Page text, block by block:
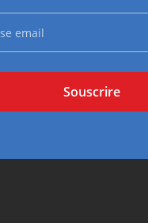
Souscrire